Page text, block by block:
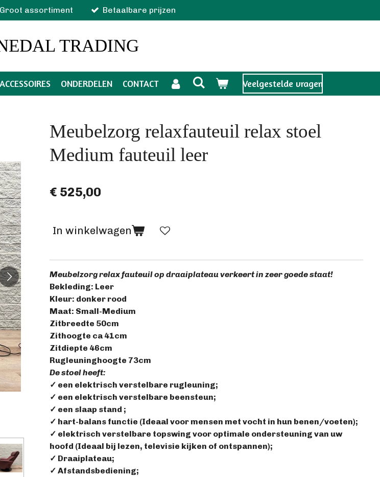
Groot assortiment Betaalbare prijzen
TRADING
ACCESSOIRES ONDERDELEN CONTACT Veelgestelde vragen
Meubelzorg relaxfauteuil relax stoel
Medium fauteuil leer
€ 525,00
In winkelwagen
Meubelzorg relax fauteuil op draaiplateau verkeert in zeer goede staat!
Bekleding: Leer
Kleur: donker rood
Maat: Small-Medium
Zitbreedte 50cm
Zithoogte ca 41cm
Zitdiepte 46cm
Rugleuninghoogte 73cm
De stoel heeft:
✓ een elektrisch verstelbare rugleuning;
✓ een elektrisch verstelbare beensteun;
✓ een slaap stand ;
✓ hart-balans functie (Ideaal voor mensen met vocht in hun benen/voeten);
✓ elektrisch verstelbare topswing voor optimale ondersteuning van uw
hoofd (Ideaal bij lezen, televisie kijken of ontspannen);
✓ Draaiplateau;
✓ Afstandsbediening;